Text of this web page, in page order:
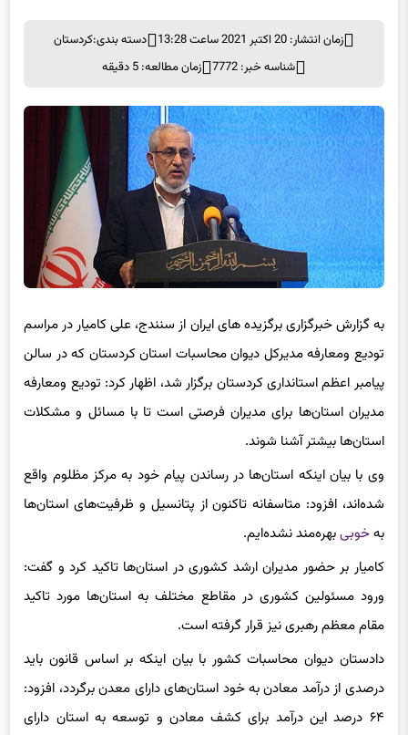
زمان انتشار: 20 اکتبر 2021 ساعت 13:28 دسته بندی:کردستان
شناسه خبر: 7772
زمان مطالعه: 5 دقیقه
به گزارش خبرگزاری برگزیده های ایران از سنندج، علی کامیار در مراسم
تودیع و‌معارفه مدیرکل دیوان محاسبات استان کردستان که در سالن
پیامبر اعظم استانداری کردستان برگزار شد، اظهار کرد: تودیع و‌معارفه
مدیران استان‌ها برای مدیران فرصتی است تا با مسائل و مشکلات
استان‌ها بیشتر آشنا شوند.
وی با بیان اینکه استان‌ها در رساندن پیام خود به مرکز مظلوم واقع
شده‌اند، افزود: متاسفانه تاکنون از پتانسیل و ظرفیت‌های استان‌ها
بهخوبیبهره‌مند نشده‌ایم.
کامیار بر حضور مدیران ارشد کشوری در استان‌ها تاکید کرد و گفت:
ورود مسئولین کشوری در مقاطع مختلف به استان‌ها مورد تاکید
مقام معظم رهبری نیز قرار گرفته است.
دادستان دیوان محاسبات کشور با بیان اینکه بر اساس قانون باید
درصدی از درآمد معادن به خود استان‌های دارای معدن برگردد، افزود:
۶۴ درصد این درآمد برای کشف معادن و‌ توسعه به استان دارای